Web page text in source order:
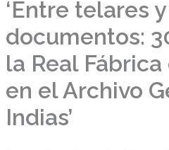
‘Entre telares y
documentos:
la Real
en el Archivo
Indias’